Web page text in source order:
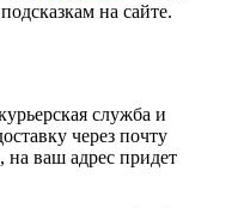
на сайте.
служба и
через почту
на ваш адрес придет